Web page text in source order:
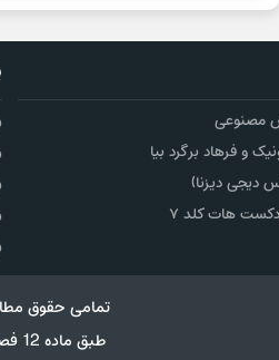
مصنوعی
و فرهاد برگرد بیا
دیجی دیزنا)
هات کلد ۷
تمامی حقوق
طبق ماده 12 فصل سوم قانون جرائم رایانه ای کپی برداری از قالب و محتوا پیگرد قانونی خواهد داشت.